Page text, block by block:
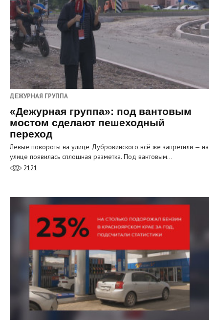
ДЕЖУРНАЯ ГРУППА
«Дежурная группа»: под вантовым
мостом сделают пешеходный
переход
Левые повороты на улице Дубровинского всё же запретили — на
улице появилась сплошная разметка. Под вантовым…
2121